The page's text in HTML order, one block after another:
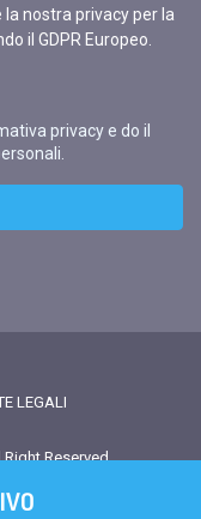
nostra privacy per la
il GDPR Europeo.
privacy e do il
LEGALI
Reserved.